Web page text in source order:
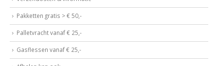
Pakketten gratis > € 50,-
Palletvracht vanaf € 25,-
Gasflessen vanaf € 25,-
Afhalen kan ook